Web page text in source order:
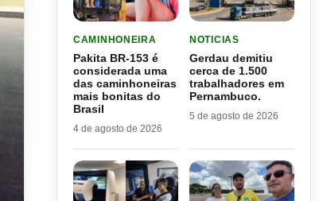
CAMINHONEIRA
Pakita BR-153 é
considerada uma
das caminhoneiras
mais bonitas do
Brasil
4 de agosto de 2026
NOTICIAS
Gerdau demitiu
cerca de 1.500
trabalhadores em
Pernambuco.
5 de agosto de 2026